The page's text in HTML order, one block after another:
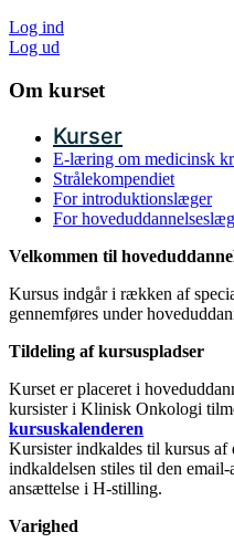
Log ind
Log ud
Om kurset
Kurser
E-læring om medicinsk
Strålekompendiet
For introduktionslæger
For
Velkommen til
Kursus indgår i rækken af
gennemføres under
Tildeling af kursuspladser
Kurset er placeret i
kursister i Klinisk Onkologi
kursuskalenderen
Kursister indkaldes til kursus
indkaldelsen stiles til den
ansættelse i H-stilling.
Varighed